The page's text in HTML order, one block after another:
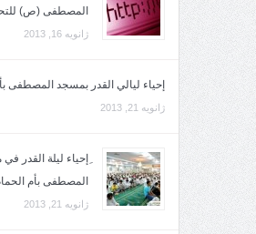
المصطفى (ص)
ژانویه 16, 2013
إحياء ليالي القدر بمسجد المصطفى
ژانویه 21, 2013
ِإحياء ليلة القدر
المصطفى بأم
ژانویه 21, 2013